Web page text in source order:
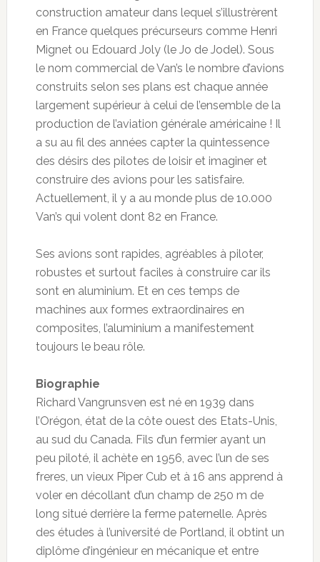
construction amateur dans lequel s’illustrèrent
en France quelques précurseurs comme Henri
Mignet ou Edouard Joly (le Jo de Jodel). Sous
le nom commercial de Van’s le nombre d’avions
construits selon ses plans est chaque année
largement supérieur à celui de l’ensemble de la
production de l’aviation générale américaine ! Il
a su au fil des années capter la quintessence
des désirs des pilotes de loisir et imaginer et
construire des avions pour les satisfaire.
Actuellement, il y a au monde plus de 10.000
Van’s qui volent dont 82 en France.
Ses avions sont rapides, agréables à piloter,
robustes et surtout faciles à construire car ils
sont en aluminium. Et en ces temps de
machines aux formes extraordinaires en
composites, l’aluminium a manifestement
toujours le beau rôle.
Biographie
Richard Vangrunsven est né en 1939 dans
l’Orégon, état de la côte ouest des Etats-Unis,
au sud du Canada. Fils d’un fermier ayant un
peu piloté, il achète en 1956, avec l’un de ses
freres, un vieux Piper Cub et à 16 ans apprend à
voler en décollant d’un champ de 250 m de
long situé derrière la ferme paternelle. Après
des études à l’université de Portland, il obtint un
diplôme d’ingénieur en mécanique et entre